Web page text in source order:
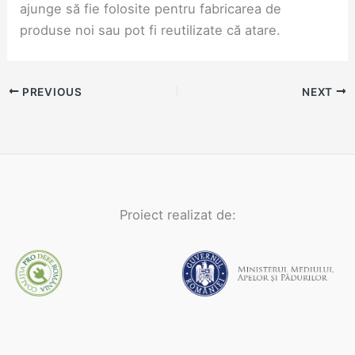
ajunge să fie folosite pentru fabricarea de
produse noi sau pot fi reutilizate că atare.
PREVIOUS NEXT
Proiect realizat de: